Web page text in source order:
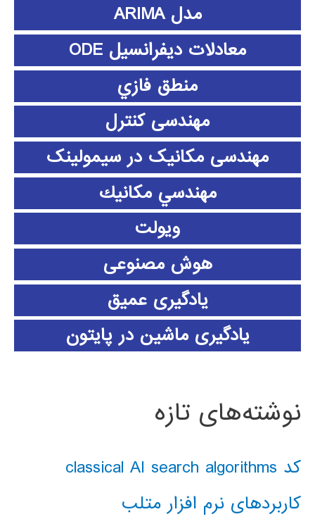
مدل ARIMA
معادلات دیفرانسیل ODE
منطق فازي
مهندسی کنترل
مهندسی مکانیک در سیمولینک
مهندسي مكانيك
ویولت
هوش مصنوعی
یادگیری عمیق
یادگیری ماشین در پایتون
نوشته‌های تازه
کد classical AI search algorithms
کاربردهای نرم افزار متلب